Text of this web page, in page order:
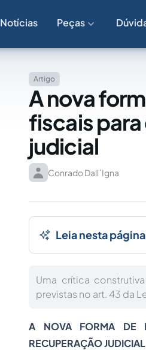
Notícias Peças
Artigo
A nova
fiscais
judicial
Conrado Dall´Igna
Leia nesta
Uma crítica
previstas no art. 43 da
A NOVA FORMA DE
RECUPERAÇÃO JUDICIAL